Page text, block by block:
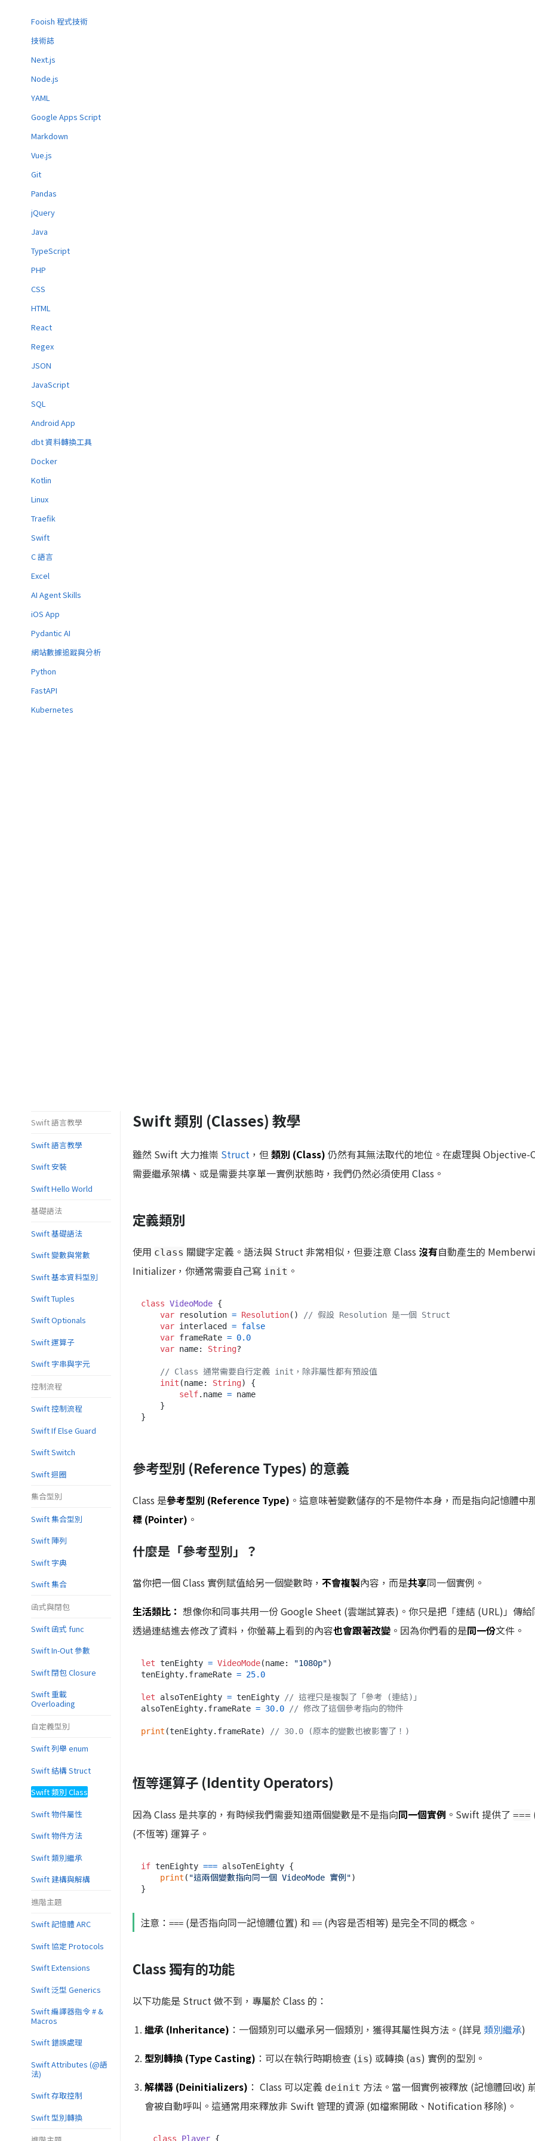
Fooish 程式技術
技術誌
Next.js
Node.js
YAML
Google Apps Script
Markdown
Vue.js
Git
Pandas
jQuery
Java
TypeScript
PHP
CSS
HTML
React
Regex
JSON
JavaScript
SQL
Android App
dbt 資料轉換工具
Docker
Kotlin
Linux
Traefik
Swift
C 語言
Excel
AI Agent Skills
iOS App
Pydantic AI
網站數據追蹤與分析
Python
FastAPI
Kubernetes
Swift 類別 (Classes) 教學
雖然 Swift 大力推崇 Struct ，但 類別 (Class) 仍然有其無法取代的地位。在處理與 Objective-
需要繼承架構、或是需要共享單一實例狀態時，我們仍然必須使用 Class。
定義類別
使用 class 關鍵字定義。語法與 Struct 非常相似，但要注意 Class 沒有自動產生的
Initializer，你通常需要自己寫 init 。
class VideoMode {
var resolution = Resolution()
// 假設 Resolution 是一個 Struct
var interlaced = false
var frameRate = 0.0
var name: String?
// Class 通常需要自行定義 init，除非屬性都有預設值
init (name: String) {
self.name = name
參考型別 (Reference Types) 的意義
Class 是參考型別 (Reference Type) 。這意味著變數儲存的不是物件本身，而是指向記憶體中
標 (Pointer) 。
什麼是「參考型別」？
當你把一個 Class 實例賦值給另一個變數時， 不會複製內容，而是共享同一個實例。
生活類比： 想像你和同事共用一份 Google Sheet (雲端試算表)。你只是把「連結 (URL)」傳
透過連結進去修改了資料，你螢幕上看到的內容也會跟著改變 。因為你們看的是同一份文件。
let tenEighty = VideoMode(name: "1080p")
tenEighty.frameRate = 25.0
let alsoTenEighty = tenEighty
// 這裡只是複製了「參考 (連結)」
alsoTenEighty.frameRate = 30.0 // 修改了這個參考指向的物件
print (tenEighty.frameRate) // 30.0 (原本的變數也被影響了！)
恆等運算子 (Identity Operators)
因為 Class 是共享的，有時候我們需要知道兩個變數是不是指向同一個實例 。Swift 提供了 ===
(不恆等) 運算子。
if tenEighty === alsoTenEighty {
print ( "這兩個變數指向同一個 VideoMode 實例")
注意： === (是否指向同一記憶體位置) 和 == (內容是否相等) 是完全不同的概念。
Class 獨有的功能
以下功能是 Struct 做不到，專屬於 Class 的：
繼承 (Inheritance) ：一個類別可以繼承另一個類別，獲得其屬性與方法。(詳見 類別繼承)
型別轉換 (Type Casting) ：可以在執行時期檢查 (is) 或轉換 (as) 實例的型別。
解構器 (Deinitializers) ： Class 可以定義 deinit 方法。當一個實例被釋放 (記憶體回收)
會被自動呼叫。這通常用來釋放非 Swift 管理的資源 (如檔案開啟、Notification 移除)。
class Player {
Swift 語言教學
Swift 語言教學
Swift 安裝
Swift Hello World
基礎語法
Swift 基礎語法
Swift 變數與常數
Swift 基本資料型別
Swift Tuples
Swift Optionals
Swift 運算子
Swift 字串與字元
控制流程
Swift 控制流程
Swift If Else Guard
Swift Switch
Swift 迴圈
集合型別
Swift 集合型別
Swift 陣列
Swift 字典
Swift 集合
函式與閉包
Swift 函式 func
Swift In-Out 參數
Swift 閉包 Closure
Swift 重載
Overloading
自定義型別
Swift 列舉 enum
Swift 結構 Struct
Swift 類別 Class
Swift 物件屬性
Swift 物件方法
Swift 類別繼承
Swift 建構與解構
進階主題
Swift 記憶體 ARC
Swift 協定 Protocols
Swift Extensions
Swift 泛型 Generics
Swift 編譯器指令 # &
Macros
Swift 錯誤處理
Swift Attributes (@語
法)
Swift 存取控制
Swift 型別轉換